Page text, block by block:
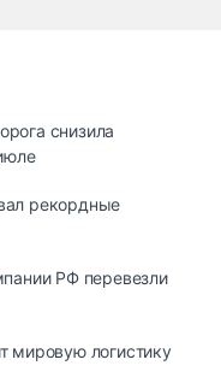
снизила
рекордные
РФ перевезли
мировую логистику